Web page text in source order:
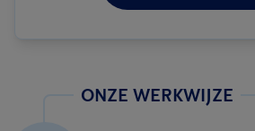
ONZE WERKWIJZE